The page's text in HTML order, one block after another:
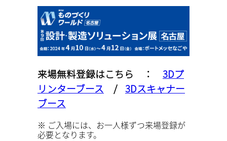
来場無料登録はこちら ： 3Dプ
リンターブース / 3Dスキャナー
ブース
※ ご入場には、お一人様ずつ来場登録が
必要となります。